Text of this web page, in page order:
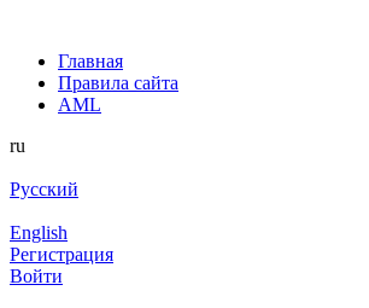
Главная
Правила сайта
AML
ru
Русский
English
Регистрация
Войти